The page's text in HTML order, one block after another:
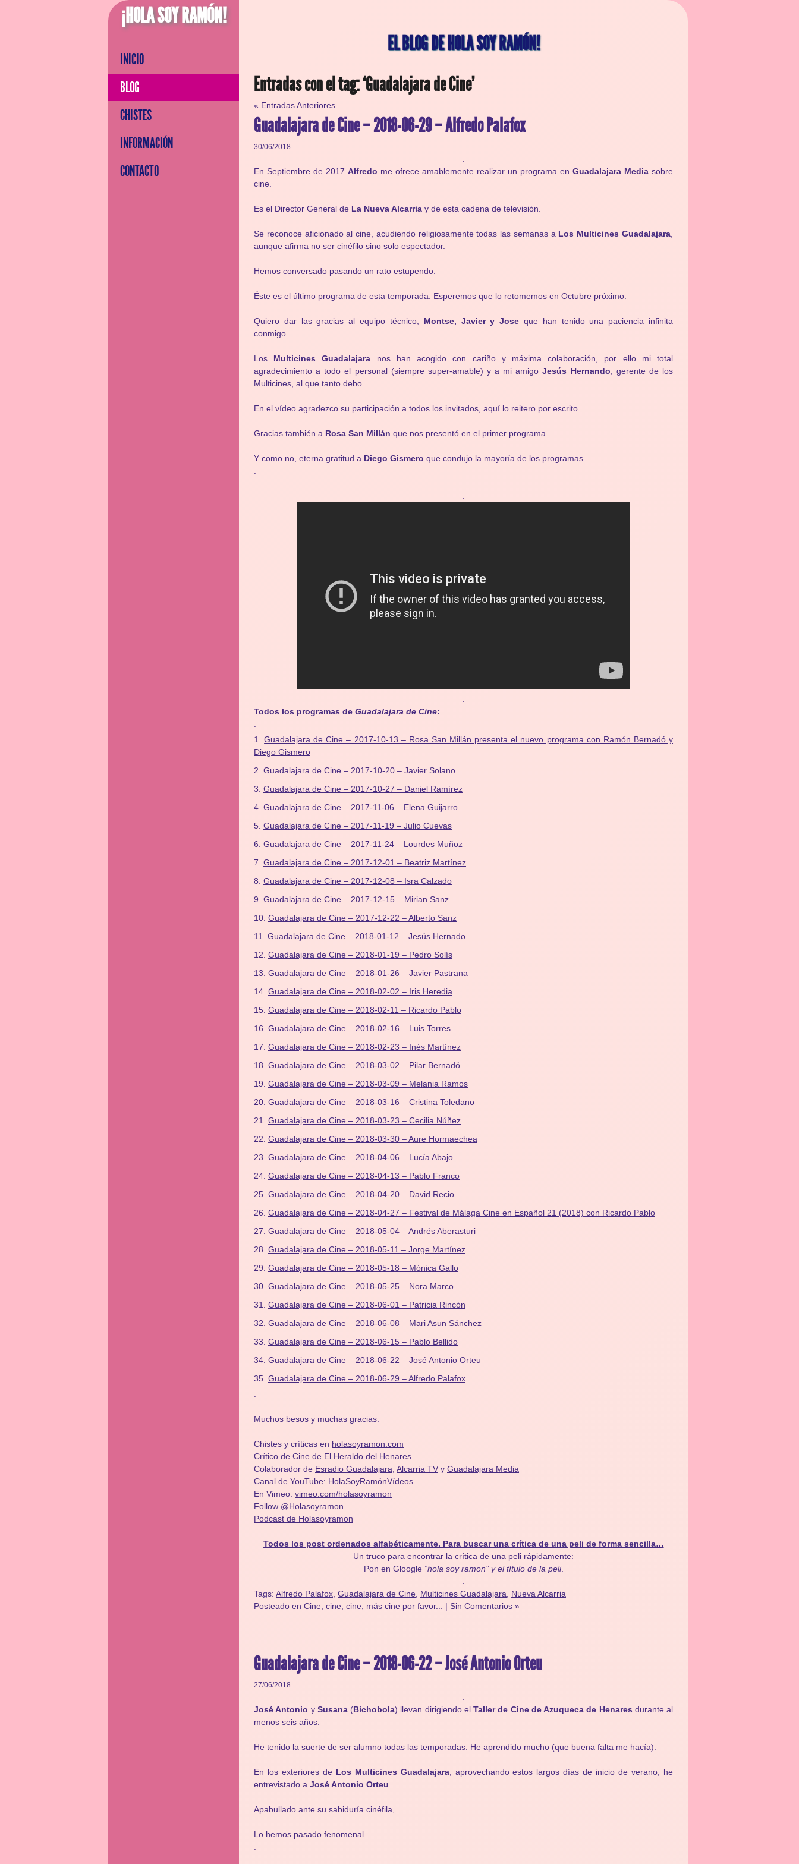
¡HOLA SOY RAMÓN!
INICIO
BLOG
CHISTES
INFORMACIÓN
CONTACTO
EL BLOG DE HOLA SOY RAMÓN!
Entradas con el tag: ‘Guadalajara de Cine’
« Entradas Anteriores
Guadalajara de Cine – 2018-06-29 – Alfredo Palafox
30/06/2018
En Septiembre de 2017 Alfredo me ofrece amablemente realizar un programa en Guadalajara Media sobre
cine.
Es el Director General de La Nueva Alcarria y de esta cadena de televisión.
Se reconoce aficionado al cine, acudiendo religiosamente todas las semanas a Los Multicines Guadalajara
aunque afirma no ser cinéfilo sino solo espectador.
Hemos conversado pasando un rato estupendo.
Éste es el último programa de esta temporada. Esperemos que lo retomemos en Octubre próximo.
Quiero dar las gracias al equipo técnico, Montse, Javier y Jose que han tenido una paciencia infinita
conmigo.
Los Multicines Guadalajara nos han acogido con cariño y máxima colaboración, por ello mi total
agradecimiento a todo el personal (siempre super-amable) y a mi amigoJesús Hernando , gerente de los
Multicines, al que tanto debo.
En el vídeo agradezco su participación a todos los invitados, aquí lo reitero por escrito.
Gracias también a Rosa San Millán que nos presentó en el primer programa.
Y como no, eterna gratitud a Diego Gismero que condujo la mayoría de los programas.
Todos los programas de Guadalajara de Cine:
Guadalajara de Cine – 2017-10-13 – Rosa San Millán presenta el nuevo programa con Ramón Bernadó y
Diego Gismero
Guadalajara de Cine – 2017-10-20 – Javier Solano
Guadalajara de Cine – 2017-10-27 – Daniel Ramírez
Guadalajara de Cine – 2017-11-06 – Elena Guijarro
Guadalajara de Cine – 2017-11-19 – Julio Cuevas
Guadalajara de Cine – 2017-11-24 – Lourdes Muñoz
Guadalajara de Cine – 2017-12-01 – Beatriz Martínez
Guadalajara de Cine – 2017-12-08 – Isra Calzado
Guadalajara de Cine – 2017-12-15 – Mirian Sanz
Guadalajara de Cine – 2017-12-22 – Alberto Sanz
Guadalajara de Cine – 2018-01-12 – Jesús Hernado
Guadalajara de Cine – 2018-01-19 – Pedro Solís
Guadalajara de Cine – 2018-01-26 – Javier Pastrana
Guadalajara de Cine – 2018-02-02 – Iris Heredia
Guadalajara de Cine – 2018-02-11 – Ricardo Pablo
Guadalajara de Cine – 2018-02-16 – Luis Torres
Guadalajara de Cine – 2018-02-23 – Inés Martínez
Guadalajara de Cine – 2018-03-02 – Pilar Bernadó
Guadalajara de Cine – 2018-03-09 – Melania Ramos
Guadalajara de Cine – 2018-03-16 – Cristina Toledano
Guadalajara de Cine – 2018-03-23 – Cecilia Núñez
Guadalajara de Cine – 2018-03-30 – Aure Hormaechea
Guadalajara de Cine – 2018-04-06 – Lucía Abajo
Guadalajara de Cine – 2018-04-13 – Pablo Franco
Guadalajara de Cine – 2018-04-20 – David Recio
Guadalajara de Cine – 2018-04-27 – Festival de Málaga Cine en Español 21 (2018) con Ricardo Pablo
Guadalajara de Cine – 2018-05-04 – Andrés Aberasturi
Guadalajara de Cine – 2018-05-11 – Jorge Martínez
Guadalajara de Cine – 2018-05-18 – Mónica Gallo
Guadalajara de Cine – 2018-05-25 – Nora Marco
Guadalajara de Cine – 2018-06-01 – Patricia Rincón
Guadalajara de Cine – 2018-06-08 – Mari Asun Sánchez
Guadalajara de Cine – 2018-06-15 – Pablo Bellido
Guadalajara de Cine – 2018-06-22 – José Antonio Orteu
Guadalajara de Cine – 2018-06-29 – Alfredo Palafox
Muchos besos y muchas gracias.
Chistes y críticas en holasoyramon.com
Crítico de Cine de El Heraldo del Henares
​​Colaborador de Esradio Guadalajara Alcarria TV y Guadalajara Media
Canal de YouTube: HolaSoyRamónVídeos
En Vimeo: vimeo.com/holasoyramon
Follow @Holasoyramon
Podcast de Holasoyramon
Todos los post ordenados alfabéticamente. Para buscar una crítica de una peli de forma sencilla…
Un truco para encontrar la crítica de una peli rápidamente:
Pon en Gloogle “hola soy ramon” y el título de la peli.
Tags: Alfredo Palafox Guadalajara de Cine Multicines Guadalajara
Nueva Alcarria
Posteado en Cine, cine, cine, más cine por favor... | Sin Comentarios »
Guadalajara de Cine – 2018-06-22 – José Antonio Orteu
27/06/2018
José Antonio y Susana(Bichobola) llevan dirigiendo el Taller de Cine de Azuqueca de Henares durante al
menos seis años.
He tenido la suerte de ser alumno todas las temporadas. He aprendido mucho (que buena falta me hacía).
En los exteriores de Los Multicines Guadalajara, aprovechando estos largos días de inicio de verano, he
entrevistado a José Antonio Orteu
Apabullado ante su sabiduría cinéfila,
Lo hemos pasado fenomenal.